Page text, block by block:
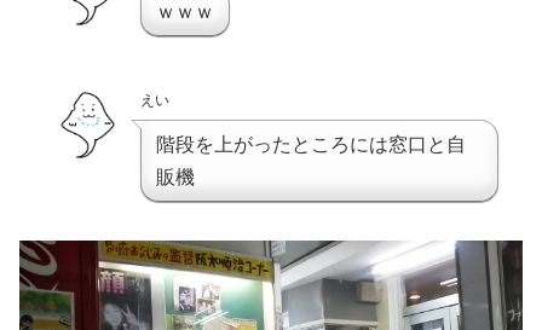
ｗｗｗ
えい
階段を上がったところには窓口と自
販機